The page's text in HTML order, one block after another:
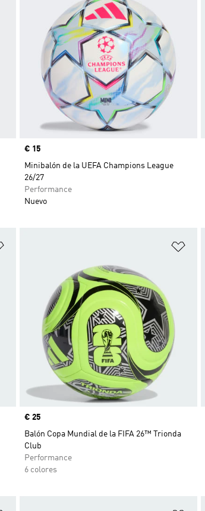
Precio
€ 15
Minibalón de la UEFA Champions League
26/27
Performance
Nuevo
Precio
€ 25
Balón Copa Mundial de la FIFA 26™ Trionda
Club
Performance
6 colores